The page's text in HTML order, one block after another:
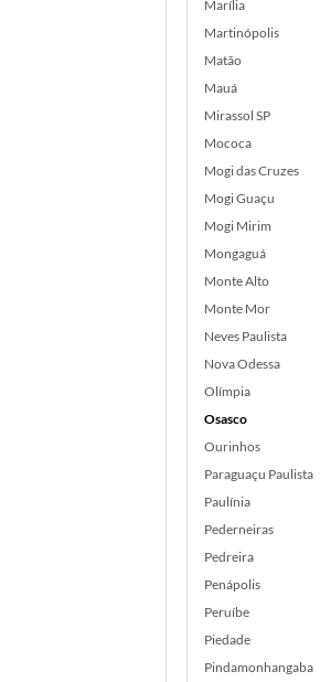
Marília
Martinópolis
Matão
Mauá
Mirassol SP
Mococa
Mogi das Cruzes
Mogi Guaçu
Mogi Mirim
Mongaguá
Monte Alto
Monte Mor
Neves Paulista
Nova Odessa
Olímpia
Osasco
Ourinhos
Paraguaçu Paulista
Paulínia
Pederneiras
Pedreira
Penápolis
Peruíbe
Piedade
Pindamonhangaba